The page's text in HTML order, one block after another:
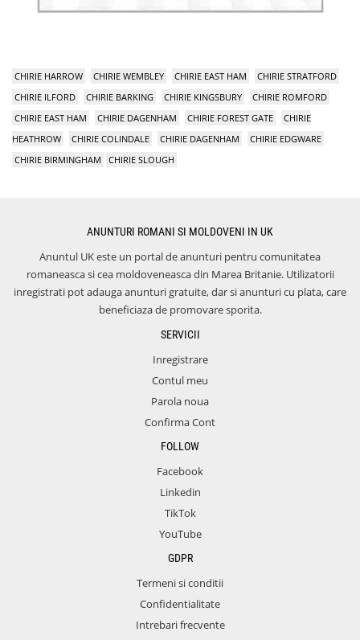
CHIRIE HARROW CHIRIE WEMBLEY CHIRIE EAST HAM
CHIRIE STRATFORD
CHIRIE ILFORD
CHIRIE BARKING CHIRIE KINGSBURY
CHIRIE ROMFORD
CHIRIE EAST HAM
CHIRIE DAGENHAM CHIRIE FOREST GATE
CHIRIE
HEATHROW
CHIRIE COLINDALE CHIRIE DAGENHAM
CHIRIE EDGWARE
CHIRIE BIRMINGHAM
CHIRIE SLOUGH
ANUNTURI ROMANI SI MOLDOVENI IN UK
Anuntul UK este un portal de anunturi pentru comunitatea
romaneasca si cea moldoveneasca din Marea Britanie. Utilizatorii
inregistrati pot adauga anunturi gratuite, dar si anunturi cu plata, care
beneficiaza de promovare sporita.
SERVICII
Inregistrare
Contul meu
Parola noua
Confirma Cont
FOLLOW
Facebook
Linkedin
TikTok
YouTube
GDPR
Termeni si conditii
Confidentialitate
Intrebari frecvente